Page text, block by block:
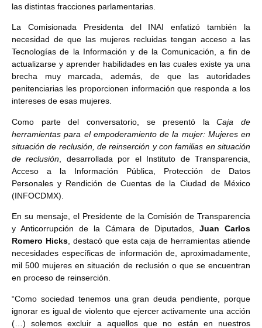
las distintas fracciones parlamentarias.
La Comisionada Presidenta del INAI enfatizó también la
necesidad de que las mujeres recluidas tengan acceso a las
Tecnologías de la Información y de la Comunicación, a fin de
actualizarse y aprender habilidades en las cuales existe ya una
brecha muy marcada, además, de que las autoridades
penitenciarias les proporcionen información que responda a los
intereses de esas mujeres.
Como parte del conversatorio, se presentó laCaja de
herramientas para el empoderamiento de la mujer: Mujeres en
situación de reclusión, de reinserción y con familias en situación
de reclusión , desarrollada por el Instituto de Transparencia,
Acceso a la Información Pública, Protección de Datos
Personales y Rendición de Cuentas de la Ciudad de México
(INFOCDMX).
En su mensaje, el Presidente de la Comisión de Transparencia
y Anticorrupción de la Cámara de Diputados,Juan Carlos
Romero Hicks, destacó que esta caja de herramientas atiende
necesidades específicas de información de, aproximadamente,
mil 500 mujeres en situación de reclusión o que se encuentran
en proceso de reinserción.
“Como sociedad tenemos una gran deuda pendiente, porque
ignorar es igual de violento que ejercer activamente una acción
(…) solemos excluir a aquellos que no están en nuestros